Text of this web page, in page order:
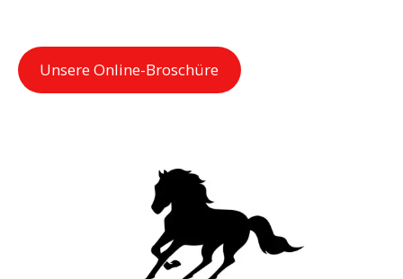
Unsere Online-Broschüre